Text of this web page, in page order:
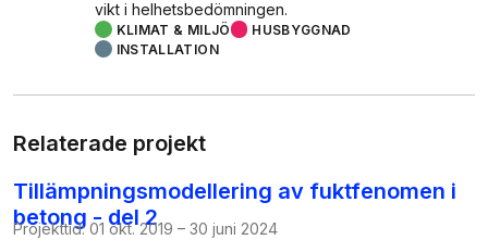
vikt i helhetsbedömningen.
KLIMAT & MILJÖ
HUSBYGGNAD
INSTALLATION
Relaterade projekt
Tillämpningsmodellering av fuktfenomen i
betong - del 2
Projekttid: 01 okt. 2019 – 30 juni 2024